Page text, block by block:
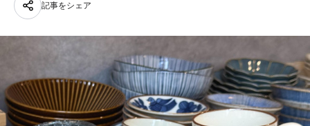
記事をシェア